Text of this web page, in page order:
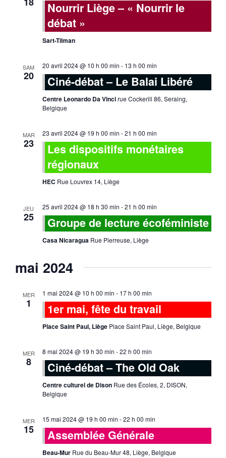
Nourrir Liège – « Nourrir le
débat »
Sart-Tilman
SAM
20
20 avril 2024 @ 10 h 00 min - 13 h 00 min
Ciné-débat – Le Balai Libéré
Centre Leonardo Da Vincirue Cockerill 86, Seraing,
Belgique
MAR
23
23 avril 2024 @ 19 h 00 min -21 h 00 min
Les dispositifs monétaires
régionaux
HEC Rue Louvrex 14, Liège
JEU
25
25 avril 2024 @ 18 h 30 min -21 h 00 min
Groupe de lecture écoféministe
Casa Nicaragua Rue Pierreuse, Liège
mai 2024
MER
1
1 mai 2024 @ 10 h 00 min - 17 h 00 min
1er mai, fête du travail
Place Saint Paul, Liège Place Saint Paul, Liège, Belgique
MER
8
8 mai 2024 @ 19 h 30 min -22 h 00 min
Ciné-débat – The Old Oak
Centre culturel de Dison Rue des Écoles, 2, DISON,
Belgique
MER
15
15 mai 2024 @ 19 h 00 min -22 h 00 min
Assemblée Générale
Beau-Mur Rue du Beau-Mur 48, Liège, Belgique